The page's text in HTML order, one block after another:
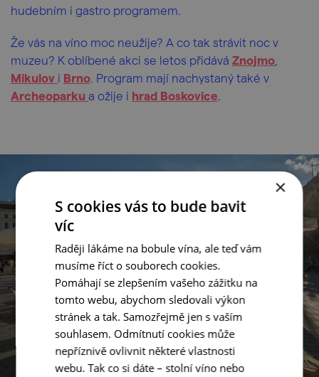
hudebním i gastro programem.
Že vás na víno moc neužije? A co tak strávit noc v
muzeu? K oblíbené akci se letos přidává Znojmo
Mikulov i Brno. Program mají nachystaný také v
Archeoparku a ožije i hrad Boskovice.
×
S cookies vás to bude bavit
víc
Raději lákáme na bobule vína, ale teď vám
musíme říct o souborech cookies.
Pomáhají se zlepšením vašeho zážitku na
tomto webu, abychom sledovali výkon
stránek a tak. Samozřejmě jen s vaším
souhlasem. Odmítnutí cookies může
nepříznivě ovlivnit některé vlastnosti
webu. Tak co si dáte – stolní víno nebo